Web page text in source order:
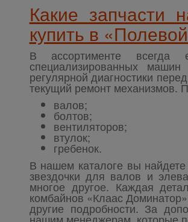
Какие запчасти
купить в
В ассортименте
специализированных
регулярной диагностики
текущий ремонт механизмов.
валов;
болтов;
вентиляторов;
втулок;
гребенок.
В нашем каталоге вы
звездочки для валов и
многое другое. Каждая
комбайнов «Клаас
другие подробности. За